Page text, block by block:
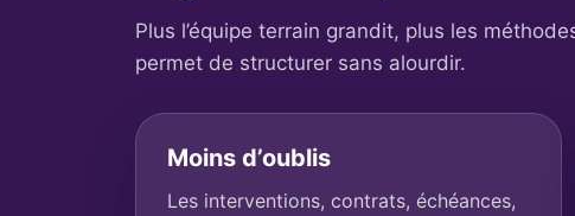
Plus l’équipe terrain grandit, plus les
permet de structurer sans alourdir.
Moins d’oublis
Les interventions, contrats, échéances,